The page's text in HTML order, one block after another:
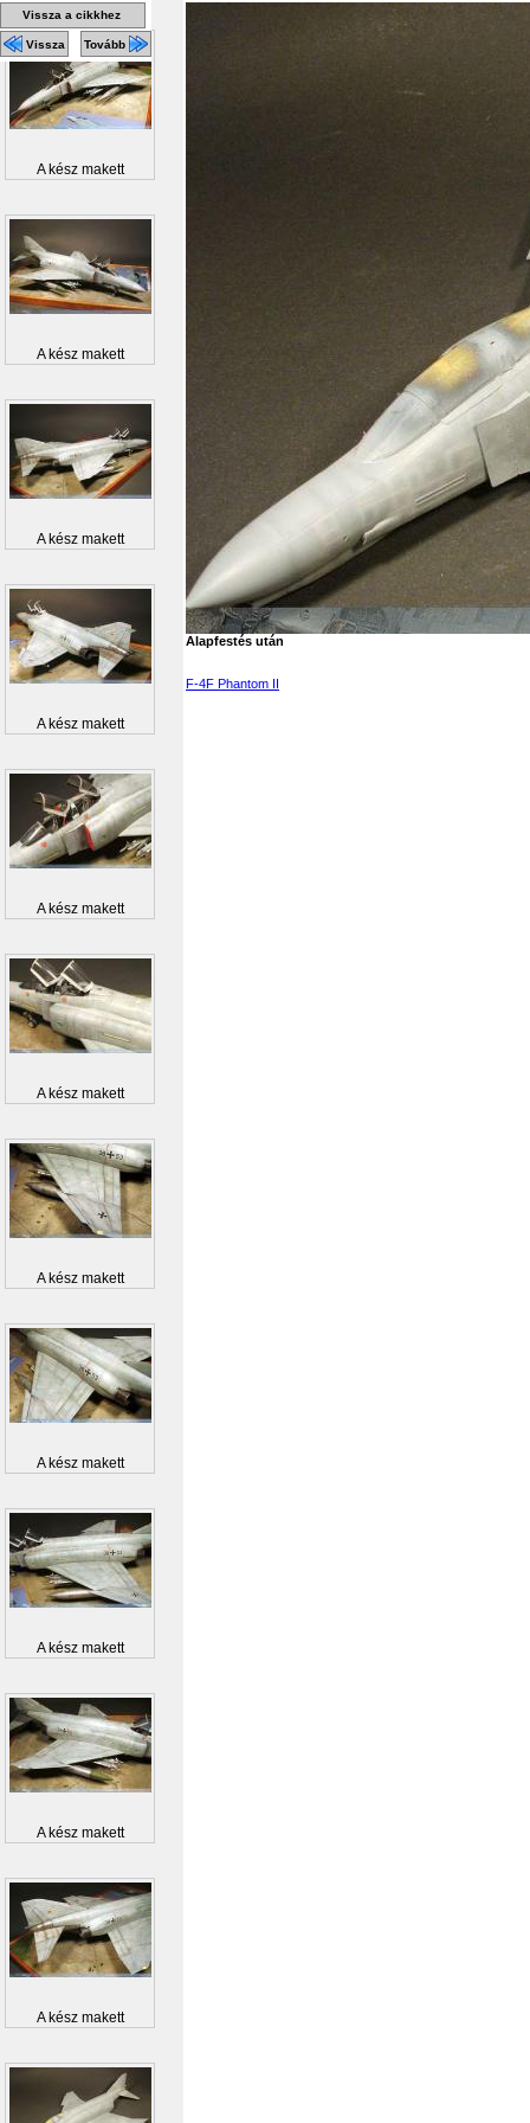
Alapfestés után
F-4F Phantom II
Vissza a cikkhez
Vissza Tovább
A kész makett
A kész makett
A kész makett
A kész makett
A kész makett
A kész makett
A kész makett
A kész makett
A kész makett
A kész makett
A kész makett